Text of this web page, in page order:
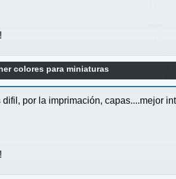
colores para miniaturas
por la imprimación, capas....mejor